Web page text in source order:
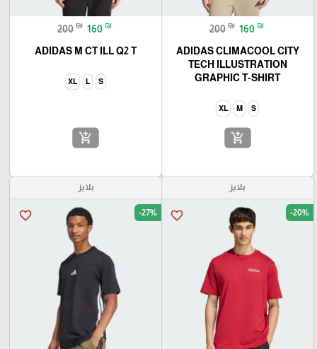
200 ₪ 160 ₪
ADIDAS CLIMACOOL CITY
TECH ILLUSTRATION
GRAPHIC T-SHIRT
S
M
XL
add_shopping_cart
200 ₪ 160 ₪
ADIDAS M CT ILL Q2 T
S
L
XL
add_shopping_cart
بلايز
favorite_border -20%
بلايز
favorite_border -27%